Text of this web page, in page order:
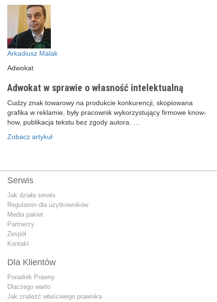
Arkadiusz Malak
Adwokat
Adwokat w sprawie o własność intelektualną
Cudzy znak towarowy na produkcie konkurencji, skopiowana
grafika w reklamie, były pracownik wykorzystujący firmowe know-
how, publikacja tekstu bez zgody autora. …
Zobacz artykuł
Serwis
Jak działa serwis
Regulamin dla użytkowników
Media pakiet
Partnerzy
Zespół
Kontakt
Dla Klientów
Poradnik Prawny
Dlaczego warto
Jak znależć właściwego prawnika